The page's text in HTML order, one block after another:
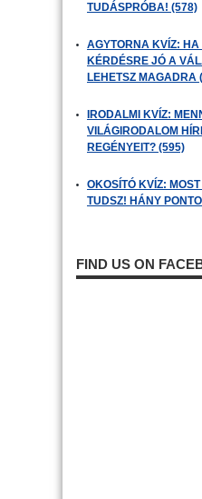
TUDÁSPRÓBA! (578)
AGYTORNA KVÍZ:
KÉRDÉSRE JÓ A
LEHETSZ MAGADRA
IRODALMI KVÍZ:
VILÁGIRODALOM
REGÉNYEIT? (595)
OKOSÍTÓ KVÍZ:
TUDSZ! HÁNY
FIND US ON